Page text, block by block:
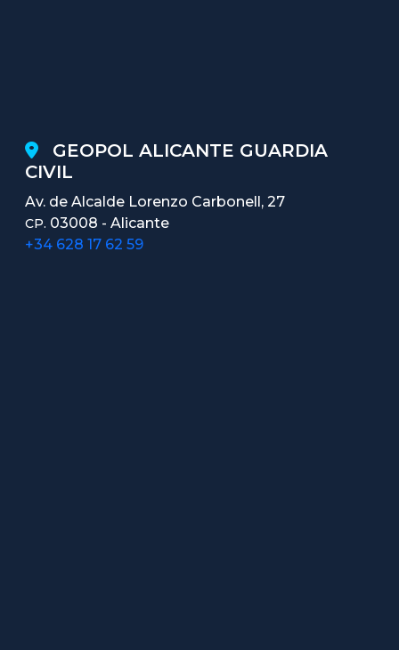
GEOPOL ALICANTE GUARDIA
CIVIL
Av. de Alcalde Lorenzo Carbonell, 27
CP. 03008 - Alicante
+34 628 17 62 59